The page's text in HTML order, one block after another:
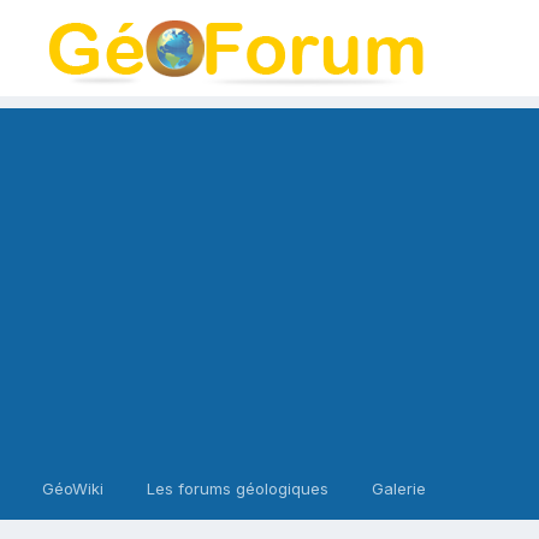
GéoWiki Les forums géologiques Galerie